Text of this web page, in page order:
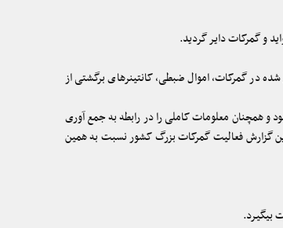
و گمرکات دایر گردید.
در گمرکات، اموال ضبطی، کانتینرهای برگشتی از
و همچنان معلومات کاملی را در رابطه به جمع آوری
گزارش فعالیت گمرکات بزرگ کشور نسبت به همین
بیگیرد.